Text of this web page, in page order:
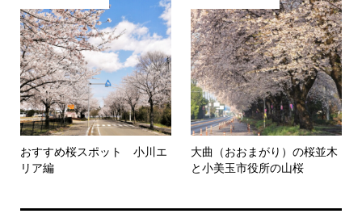
おすすめ桜スポット 小川エ
リア編
大曲（おおまがり）の桜並木
と小美玉市役所の山桜